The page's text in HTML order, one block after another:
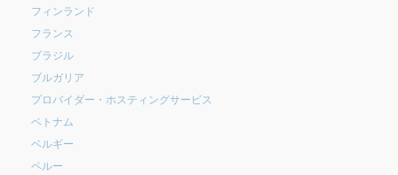
フィンランド
フランス
ブラジル
ブルガリア
プロバイダー・ホスティングサービス
ベトナム
ベルギー
ペルー